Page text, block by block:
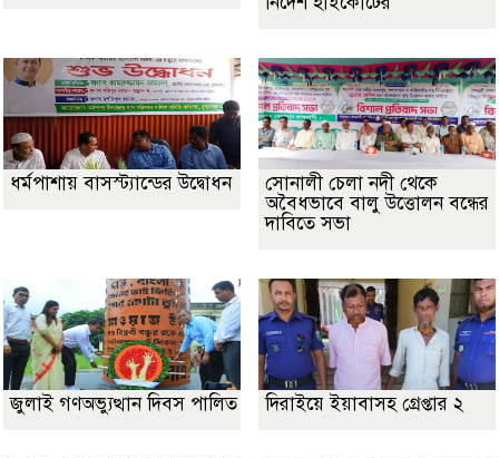
ধর্মপাশায় বাসস্ট্যান্ডের উদ্বোধন
সোনালী চেলা নদী থেকে
অবৈধভাবে বালু উত্তোলন বন্ধের
দাবিতে সভা
জুলাই গণঅভ্যুত্থান দিবস পালিত দিরাইয়ে ইয়াবাসহ গ্রেপ্তার ২